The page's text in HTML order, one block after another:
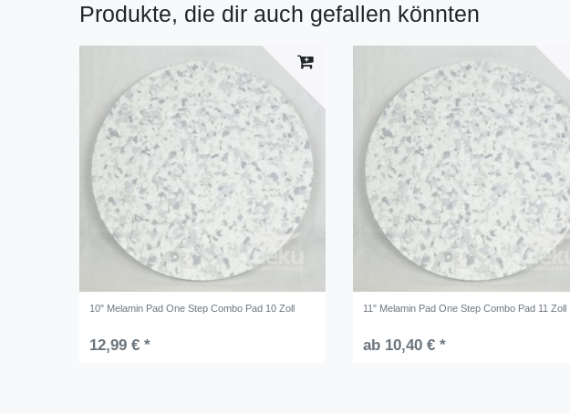
Produkte, die dir auch gefallen könnten
10" Melamin Pad One Step Combo Pad 10 Zoll
12,99 € *
11" Melamin Pad One Step Combo Pad 11 Zoll
ab 10,40 € *